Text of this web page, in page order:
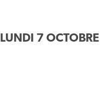
LUNDI 7 OCTOBRE